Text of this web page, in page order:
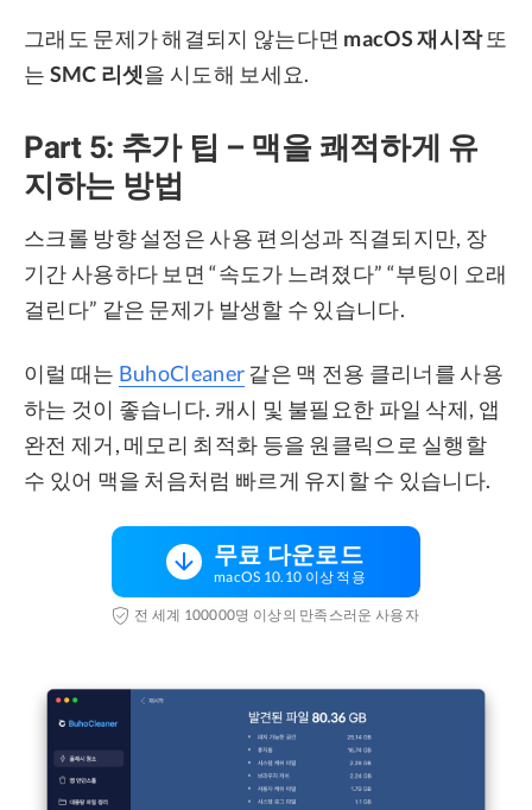
그래도 문제가 해결되지 않는다면 macOS 재시작또
는 SMC 리셋을 시도해 보세요.
Part 5: 추가 팁 – 맥을 쾌적하게 유
지하는 방법
스크롤 방향 설정은 사용 편의성과 직결되지만, 장
기간 사용하다 보면 “속도가 느려졌다” “부팅이 오래
걸린다” 같은 문제가 발생할 수 있습니다.
이럴 때는 BuhoCleaner같은 맥 전용 클리너를 사용
하는 것이 좋습니다. 캐시 및 불필요한 파일 삭제, 앱
완전 제거, 메모리 최적화 등을 원클릭으로 실행할
수 있어 맥을 처음처럼 빠르게 유지할 수 있습니다.
무료 다운로드
macOS 10.10 이상 적용
전 세계 100000명 이상의 만족스러운 사용자